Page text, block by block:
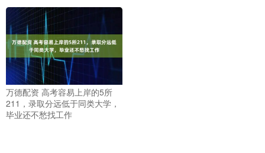
万德配资 高考容易上岸的5所
211，录取分远低于同类大学，
毕业还不愁找工作